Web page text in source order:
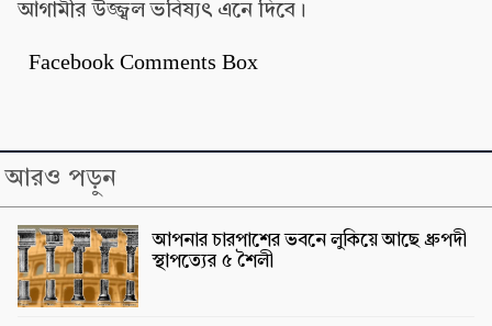
আগামীর উজ্জ্বল ভবিষ্যৎ এনে দিবে।
Facebook Comments Box
আরও পড়ুন
আপনার চারপাশের ভবনে লুকিয়ে আছে ধ্রুপদী
স্থাপত্যের ৫ শৈলী